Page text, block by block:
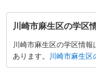
川
崎
市
麻
川崎市麻生区の学区
川崎市麻生区の学区情
あります。
川崎市麻生